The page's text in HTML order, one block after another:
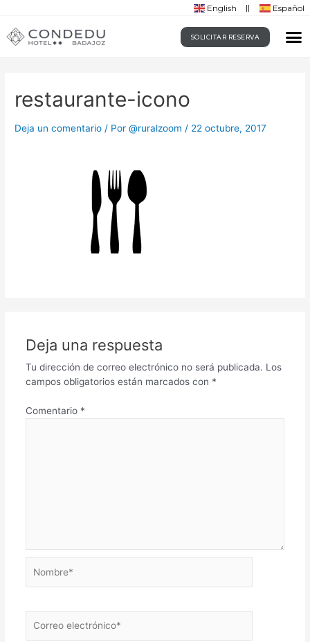
English Español
SOLICITAR RESERVA
restaurante-icono
Deja un comentario / Por@ruralzoom / 22 octubre, 2017
Deja una respuesta
Tu dirección de correo electrónico no será publicada. Los
campos obligatorios están marcados con *
Comentario *